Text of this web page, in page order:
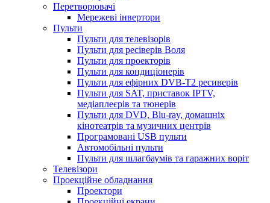
Перетворювачі
Мережеві інвертори
Пульти
Пульти для телевізорів
Пульти для ресіверів Воля
Пульти для проекторів
Пульти для кондиціонерів
Пульти для ефірних DVB-T2 ресиверів
Пульти для SAT, приставок IPTV,
медіаплеєрів та тюнерів
Пульти для DVD, Blu-ray, домашніх
кінотеатрів та музичних центрів
Програмовані USB пульти
Автомобільні пульти
Пульти для шлагбаумів та гаражних воріт
Телевізори
Проекційне обладнання
Проектори